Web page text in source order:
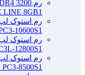
LINE 8GB1 محصول
10600S1 محصول
12800S1 محصول
8500S1 محصول